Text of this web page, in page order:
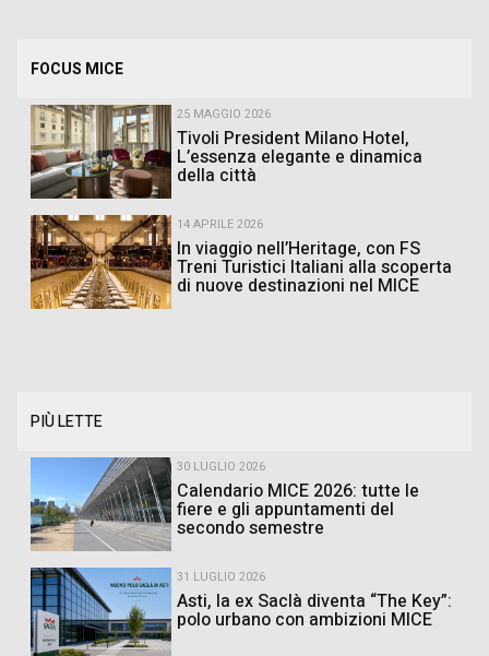
FOCUS MICE
25 MAGGIO 2026
Tivoli President Milano Hotel,
L’essenza elegante e dinamica
della città
14 APRILE 2026
In viaggio nell’Heritage, con FS
Treni Turistici Italiani alla scoperta
di nuove destinazioni nel MICE
PIÙ LETTE
30 LUGLIO 2026
Calendario MICE 2026: tutte le
fiere e gli appuntamenti del
secondo semestre
31 LUGLIO 2026
Asti, la ex Saclà diventa “The Key”:
polo urbano con ambizioni MICE